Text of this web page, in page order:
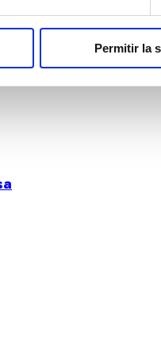
Permitir la
y brillantes